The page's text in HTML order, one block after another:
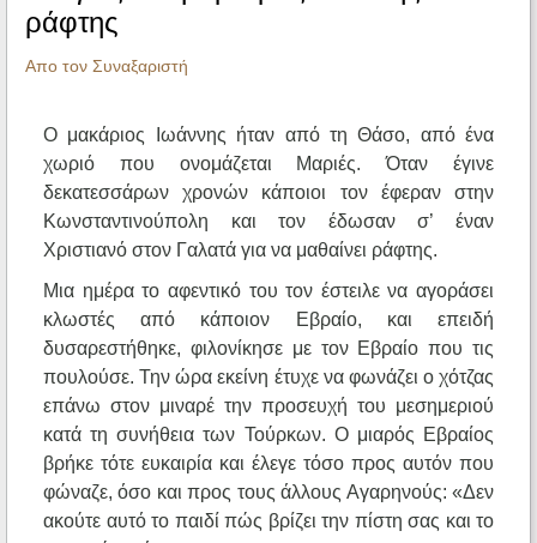
ράφτης
Απο τον Συναξαριστή
O μακάριος Ιωάννης ήταν από τη Θάσο, από ένα
χωριό που ονομάζεται Μαριές. Όταν έγινε
δεκατεσσάρων χρονών κάποιοι τον έφεραν στην
Κωνσταντινούπολη και τον έδωσαν σ’ έναν
Χριστιανό στον Γαλατά για να μαθαίνει ράφτης.
Μια ημέρα το αφεντικό του τον έστειλε να αγοράσει
κλωστές από κάποιον Εβραίο, και επειδή
δυσαρεστήθηκε, φιλονίκησε με τον Εβραίο που τις
πουλούσε. Την ώρα εκείνη έτυχε να φωνάζει ο χότζας
επάνω στον μιναρέ την προσευχή του μεσημεριού
κατά τη συνήθεια των Τούρκων. Ο μιαρός Εβραίος
βρήκε τότε ευκαιρία και έλεγε τόσο προς αυτόν που
φώναζε, όσο και προς τους άλλους Αγαρηνούς: «Δεν
ακούτε αυτό το παιδί πώς βρίζει την πίστη σας και το